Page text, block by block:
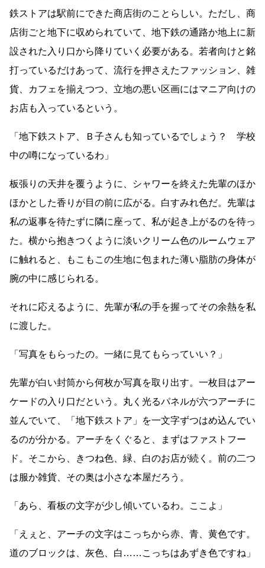
鉄ストアは駅前にできた商店街のことらしい。ただし、商
店街ごと地下に収められていて、地下鉄の通路か地上に新
設された入り口から降りていく必要がある。若者向けと銘
打っているだけあって、流行を押さえたファッション、雑
貨、カフェを揃えつつ、立地の悪い区画にはマニア向けの
お店も入っているという。
「地下鉄ストア、Ｂ子さんも知っているでしょう？ 学校
中の噂になっているわ」
板張りの天井を覆うように、シャワーを終えた先輩のほか
ほかとした香りが目の前に広がる。白すみれ色だ。先輩は
私の返事を待たずに隣に座って、私が起き上がるのを待っ
た。横から抱きつくように淡いクリーム色のルームウェア
に触れると、もこもこの生地に包まれた薄い脂肪の身体が
腕の中に感じられる。
それに応えるように、先輩が私の手を握ってその余熱を私
に渡した。
「写真をもらったの。一緒に見てもらっていい？」
先輩が白い封筒から何枚か写真を取り出す。一枚目はアー
ケードの入り口だという。丸く光るパネルが六つアーチに
並んでいて、「地下鉄ストア」を一文字ずつはめ込んでい
るのが分かる。アーチをくぐると、まずはファストフー
ド。そこから、きつね色、緑、白のお店が続く。前の二つ
は服か雑貨、その奥は小さな本屋だろう。
「あら、看板の文字が少し傾いているわ。ここよ」
「えぇと、アーチの文字はこっちから赤、青、黄色です。
道のブロックは、灰色、白 …… こっちはあずき色ですね」